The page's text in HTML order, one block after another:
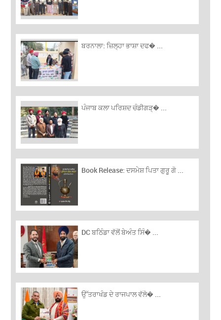
ਬਰਨਾਲਾ: ਜ਼ਿਲ੍ਹਾ ਭਾਸ਼ਾ ਦਫ� ...
ਪੰਜਾਬ ਕਲਾ ਪਰਿਸ਼ਦ ਚੰਡੀਗੜ੍� ...
Book Release: ਦਸਮੇਸ਼ ਪਿਤਾ ਗੁਰੂ ਗੋ ...
DC ਬਠਿੰਡਾ ਵੱਲੋਂ ਬੇਅੰਤ ਸਿੰ� ...
ਉੱਤਰਾਖੰਡ ਦੇ ਰਾਜਪਾਲ ਵੱਲੋ� ...